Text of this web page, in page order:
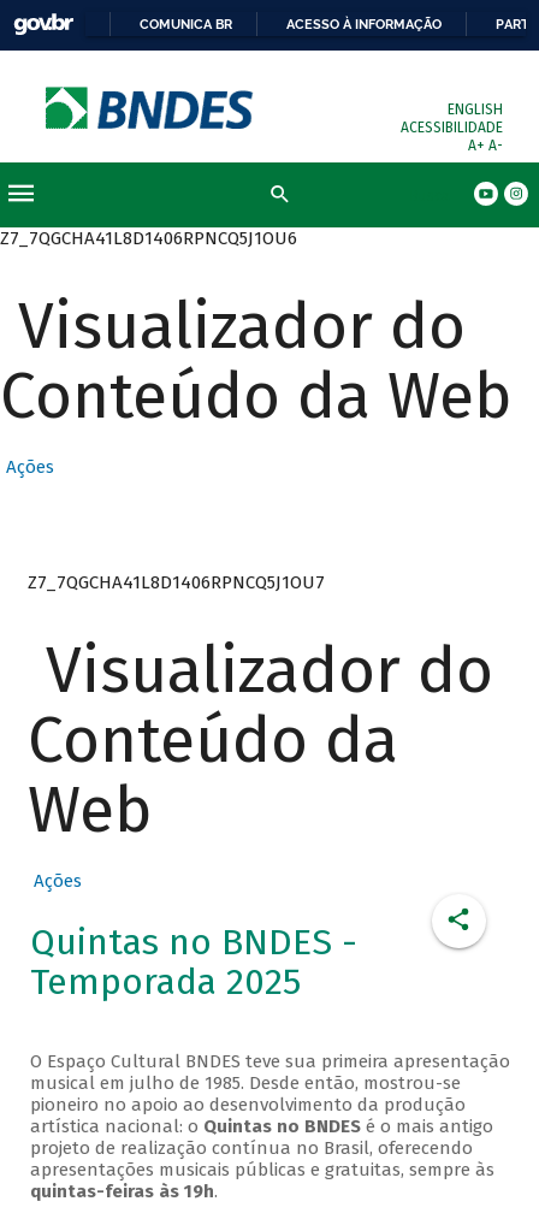
COMUNICA BR ACESSO À INFORMAÇÃO
ENGLISH
ACESSIBILIDADE
A+ A-
Z7_7QGCHA41L8D1406RPNCQ5J1OU6
Visualizador do
Conteúdo da Web
Ações
Z7_7QGCHA41L8D1406RPNCQ5J1OU7
Visualizador do
Conteúdo da
Web
Ações
Quintas no BNDES -
Temporada 2025
O Espaço Cultural BNDES teve sua primeira apresentação
musical em julho de 1985. Desde então, mostrou-se
pioneiro no apoio ao desenvolvimento da produção
artística nacional: o Quintas no BNDESé o mais antigo
projeto de realização contínua no Brasil, oferecendo
apresentações musicais públicas e gratuitas, sempre às
quintas-feiras às 19h.